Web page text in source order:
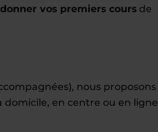
vos premiers cours de
nous proposons
domicile, en centre ou en